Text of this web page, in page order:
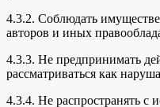
4.3.2. Соблюдать
авторов и иных
4.3.3. Не предпринимать
рассматриваться как
4.3.4. Не распространять с